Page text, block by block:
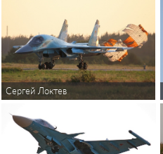
Сергей Локтев